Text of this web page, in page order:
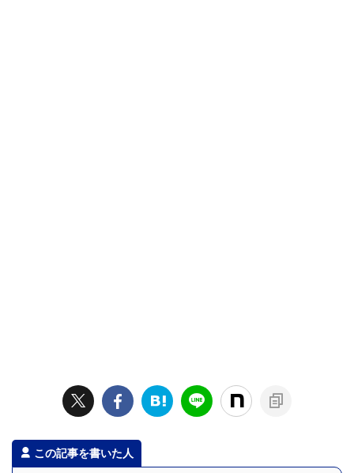
この記事を書いた人